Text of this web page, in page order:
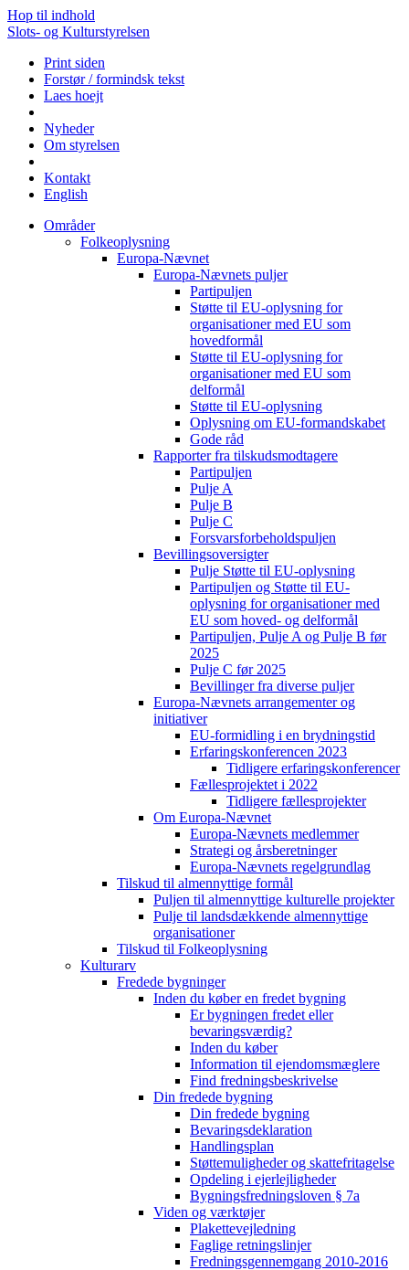
Hop til indhold
Slots- og Kulturstyrelsen
Print siden
Forstør / formindsk tekst
Laes hoejt
Nyheder
Om styrelsen
Kontakt
English
Områder
Folkeoplysning
Europa-Nævnet
Europa-Nævnets puljer
Partipuljen
Støtte til EU-oplysning for
organisationer med EU som
hovedformål
Støtte til EU-oplysning for
organisationer med EU som
delformål
Støtte til EU-oplysning
Oplysning om EU-formandskabet
Gode råd
Rapporter fra tilskudsmodtagere
Partipuljen
Pulje A
Pulje B
Pulje C
Forsvarsforbeholdspuljen
Bevillingsoversigter
Pulje Støtte til EU-oplysning
Partipuljen og Støtte til EU-
oplysning for organisationer med
EU som hoved- og delformål
Partipuljen, Pulje A og Pulje B før
2025
Pulje C før 2025
Bevillinger fra diverse puljer
Europa-Nævnets arrangementer og
initiativer
EU-formidling i en brydningstid
Erfaringskonferencen 2023
Tidligere erfaringskonferencer
Fællesprojektet i 2022
Tidligere fællesprojekter
Om Europa-Nævnet
Europa-Nævnets medlemmer
Strategi og årsberetninger
Europa-Nævnets regelgrundlag
Tilskud til almennyttige formål
Puljen til almennyttige kulturelle projekter
Pulje til landsdækkende almennyttige
organisationer
Tilskud til Folkeoplysning
Kulturarv
Fredede bygninger
Inden du køber en fredet bygning
Er bygningen fredet eller
bevaringsværdig?
Inden du køber
Information til ejendomsmæglere
Find fredningsbeskrivelse
Din fredede bygning
Din fredede bygning
Bevaringsdeklaration
Handlingsplan
Støttemuligheder og skattefritagelse
Opdeling i ejerlejligheder
Bygningsfredningsloven § 7a
Viden og værktøjer
Plakettevejledning
Faglige retningslinjer
Fredningsgennemgang 2010-2016